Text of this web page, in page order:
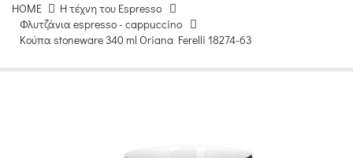
HOME
H τέχνη του Espresso
Φλυτζάνια espresso - cappuccino
Κούπα stoneware 340 ml Oriana Ferelli 18274-63